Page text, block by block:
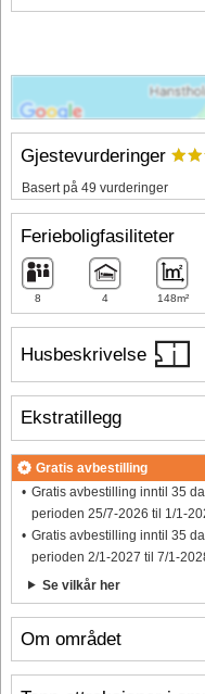
Husbeskrivelse
Om området
Gjestevurderinger
Basert på 49 vurderinger
Ferieboligfasiliteter
8 4 148m²
Ekstratillegg
Gratis avbestilling
Gratis avbestilling inntil 35
perioden 25/7-2026 til 1/1-
Gratis avbestilling inntil 35
perioden 2/1-2027 til 7/1-
Se vilkår her